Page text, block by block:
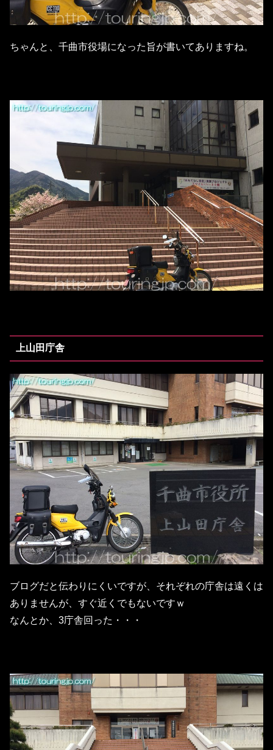
ちゃんと、千曲市役場になった旨が書いてありますね。
上山田庁舎
ブログだと伝わりにくいですが、それぞれの庁舎は遠くは
ありませんが、すぐ近くでもないですｗ
なんとか、3庁舎回った・・・